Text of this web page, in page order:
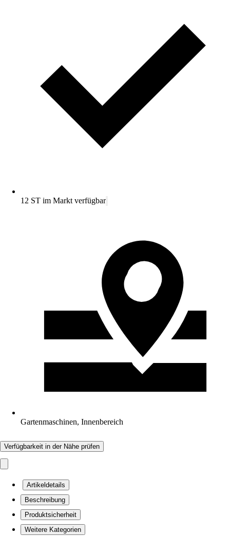
12 ST im Markt verfügbar
Gartenmaschinen, Innenbereich
Verfügbarkeit in der Nähe prüfen
Artikeldetails
Beschreibung
Produktsicherheit
Weitere Kategorien